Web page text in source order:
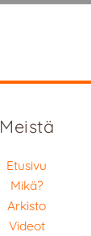
Meistä
Etusivu
Mikä?
Arkisto
Videot